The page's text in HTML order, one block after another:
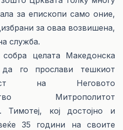
за епископи само оние,
за оваа возвишена,
служба.
целата Македонска
да го прослави тешкиот
на Неговото
Митрополитот
Тимотеј, кој достојно и
35 години на своите